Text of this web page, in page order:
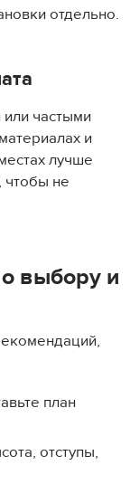
отдельно.
или частыми
и
лучше
чтобы не
выбору и
план
отступы,